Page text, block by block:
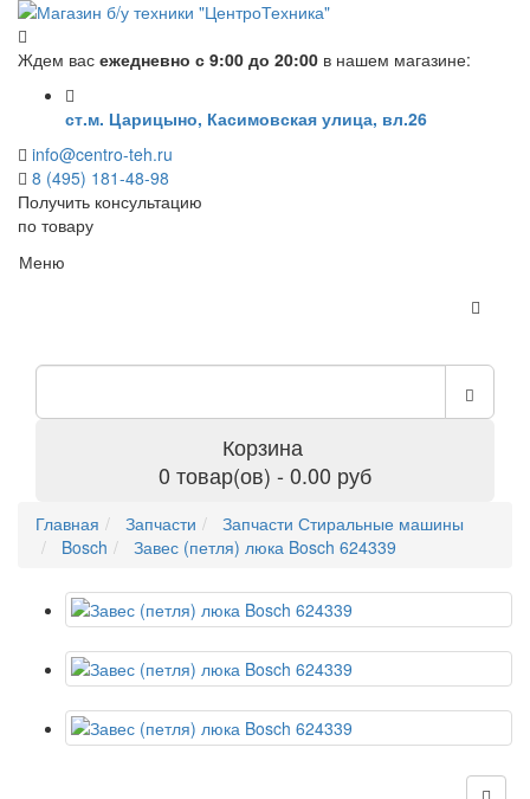
Ждем вас ежедневно с 9:00 до 20:00 в нашем магазине:
ст.м. Царицыно, Касимовская улица, вл.26
info@centro-teh.ru
8 (495) 181-48-98
Получить консультацию
по товару
Меню
Корзина
0 товар(ов) - 0.00 руб
Главная Запчасти
Запчасти Стиральные машины
Bosch
Завес (петля) люка Bosch 624339